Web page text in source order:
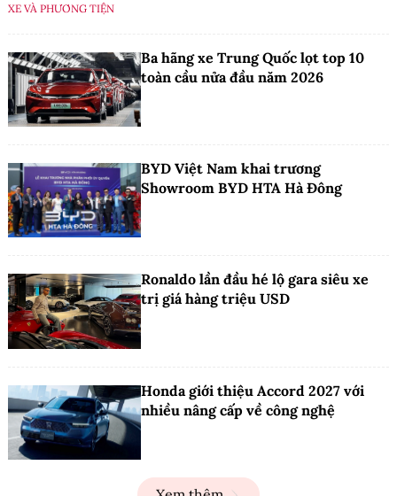
XE VÀ PHƯƠNG TIỆN
Ba hãng xe Trung Quốc lọt top 10
toàn cầu nửa đầu năm 2026
BYD Việt Nam khai trương
Showroom BYD HTA Hà Đông
Ronaldo lần đầu hé lộ gara siêu xe
trị giá hàng triệu USD
Honda giới thiệu Accord 2027 với
nhiều nâng cấp về công nghệ